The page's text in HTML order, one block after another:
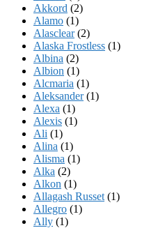
Akkord (2)
Alamo (1)
Alasclear(2)
Alaska Frostless (1)
Albina (2)
Albion (1)
Alcmaria (1)
Aleksander(1)
Alexa (1)
Alexis (1)
Ali (1)
Alina (1)
Alisma (1)
Alka (2)
Alkon (1)
Allagash Russet (1)
Allegro (1)
Ally (1)